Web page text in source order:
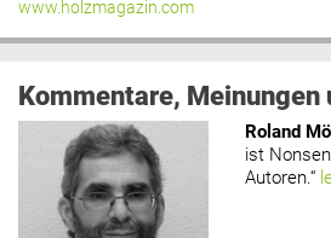
www.holzmagazin.com
Kommentare, Meinungen
Roland
ist
Autoren.“